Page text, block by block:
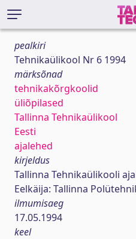
pealkiri
Tehnikaülikool Nr 6 1994
märksõnad
tehnikakõrgkoolid
üliõpilased
Tallinna Tehnikaülikool
Eesti
ajalehed
kirjeldus
Tallinna Tehnikaülikooli
Eelkäija: Tallinna
ilmumisaeg
17.05.1994
keel